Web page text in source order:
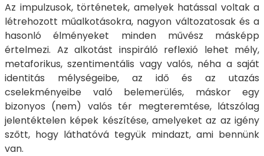
Az impulzusok, történetek, amelyek hatással voltak a
létrehozott műalkotásokra, nagyon változatosak és a
hasonló élményeket minden művész másképp
értelmezi. Az alkotást inspiráló reflexió lehet mély,
metaforikus, szentimentális vagy valós, néha a saját
identitás mélységeibe, az idő és az utazás
cselekményeibe való belemerülés, máskor egy
bizonyos (nem) valós tér megteremtése, látszólag
jelentéktelen képek készítése, amelyeket az az igény
szőtt, hogy láthatóvá tegyük mindazt, ami bennünk
van.